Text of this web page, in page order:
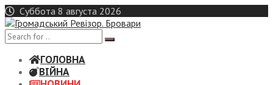
Skip
to
content
Суббота 8 августа 2026
ГОЛОВНА
ВІЙНА